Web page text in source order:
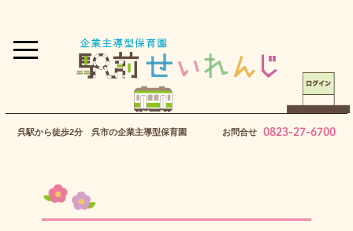
呉駅から徒歩2分 呉市の企業主導型保育園 お問合せ 0823-27-6700